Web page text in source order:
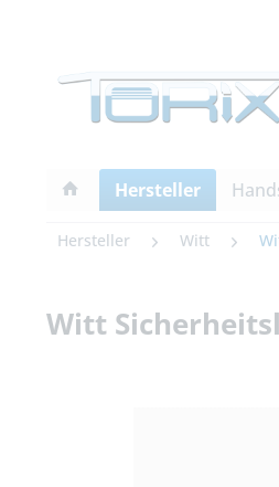
Hersteller
Hersteller Witt
Witt